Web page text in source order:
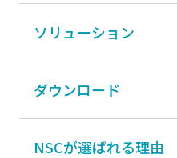
ソリューション
ダウンロード
NSCが選ばれる理由